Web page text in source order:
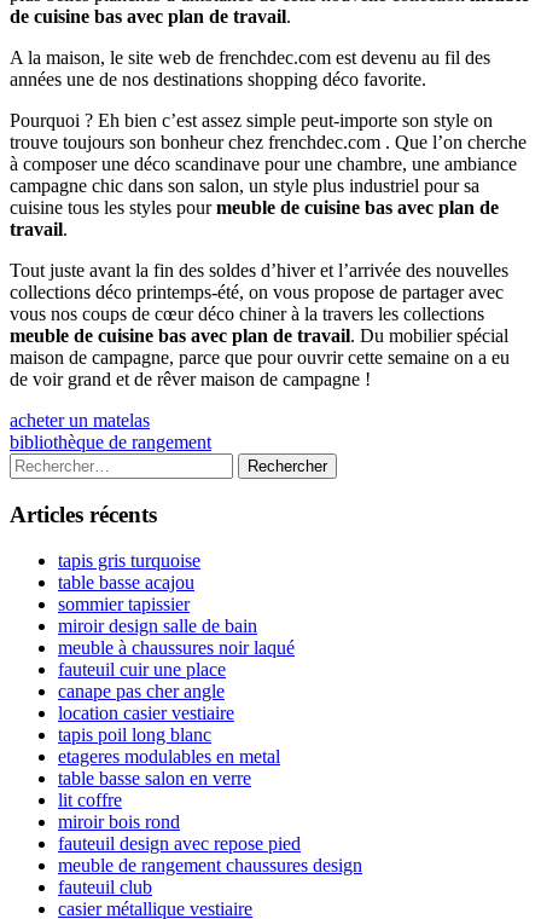
de cuisine bas avec plan de travail.
A la maison, le site web de frenchdec.com est devenu au fil des
années une de nos destinations shopping déco favorite.
Pourquoi ? Eh bien c’est assez simple peut-importe son style on
trouve toujours son bonheur chez frenchdec.com . Que l’on cherche
à composer une déco scandinave pour une chambre, une ambiance
campagne chic dans son salon, un style plus industriel pour sa
cuisine tous les styles pourmeuble de cuisine bas avec plan de
travail.
Tout juste avant la fin des soldes d’hiver et l’arrivée des nouvelles
collections déco printemps-été, on vous propose de partager avec
vous nos coups de cœur déco chiner à la travers les collections
meuble de cuisine bas avec plan de travail. Du mobilier spécial
maison de campagne, parce que pour ouvrir cette semaine on a eu
de voir grand et de rêver maison de campagne !
Navigation
de
l’article
Previous
article:
acheter un matelas
Next
article:
bibliothèque de rangement
Colonne
latérale
principale
Rechercher :
Articles récents
tapis gris turquoise
table basse acajou
sommier tapissier
miroir design salle de bain
meuble à chaussures noir laqué
fauteuil cuir une place
canape pas cher angle
location casier vestiaire
tapis poil long blanc
etageres modulables en metal
table basse salon en verre
lit coffre
miroir bois rond
fauteuil design avec repose pied
meuble de rangement chaussures design
fauteuil club
casier métallique vestiaire